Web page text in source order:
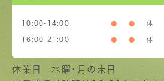
10:00-14:00 ● ● 休
16:00-21:00 ● ● 休
休業日 水曜･月の末日